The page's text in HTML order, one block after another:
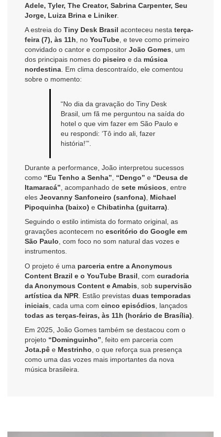
Adele, Tyler, The Creator, Sabrina Carpenter, Seu
Jorge, Luiza Brina e Liniker.
A estreia do Tiny Desk Brasil aconteceu nesta terça-
feira (7), às 11h , no YouTube , e teve como primeiro
convidado o cantor e compositor João Gomes , um
dos principais nomes do piseiro e da música
nordestina . Em clima descontraído, ele comentou
sobre o momento:
“No dia da gravação do Tiny Desk
Brasil, um fã me perguntou na saída do
hotel o que vim fazer em São Paulo e
eu respondi: ‘Tô indo ali, fazer
história!’”.
Durante a performance, João interpretou sucessos
como “Eu Tenho a Senha” “Dengo” e “Deusa de
Itamaracá” , acompanhado de sete músicos , entre
eles Jeovanny Sanfoneiro (sanfona)
Michael
Pipoquinha (baixo) e Chibatinha (guitarra)
Seguindo o estilo intimista do formato original, as
gravações acontecem no escritório do Google em
São Paulo, com foco no som natural das vozes e
instrumentos.
O projeto é uma parceria entre a Anonymous
Content Brazil e o YouTube Brasil , com curadoria
da Anonymous Content e Amabis , sob supervisão
artística da NPR . Estão previstas duas temporadas
iniciais , cada uma com cinco episódios , lançados
todas as terças-feiras, às 11h (horário de Brasília)
Em 2025, João Gomes também se destacou com o
projeto “Dominguinho” , feito em parceria com
Jota.pê e Mestrinho , o que reforça sua presença
como uma das vozes mais importantes da nova
música brasileira.